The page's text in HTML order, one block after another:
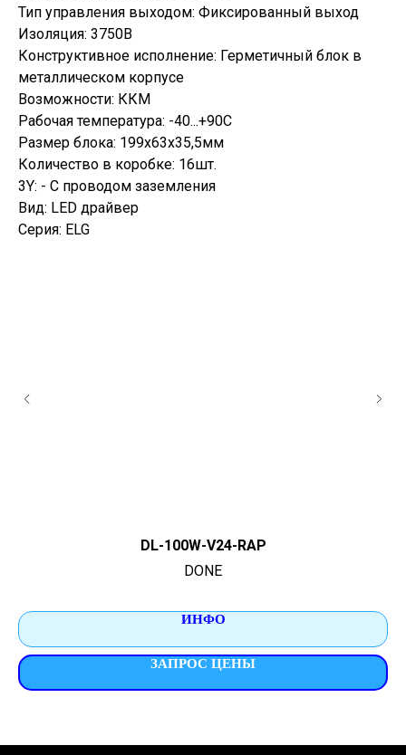
Тип управления выходом: Фиксированный выход
Изоляция: 3750В
Конструктивное исполнение: Герметичный блок в
металлическом корпусе
Возможности: ККМ
Рабочая температура: -40...+90С
Размер блока: 199х63х35,5мм
Количество в коробке: 16шт.
3Y: - C проводом заземления
Вид: LED драйвер
Серия: ELG
DL-100W-V24-RAP
DONE
ИНФО
ЗАПРОС ЦЕНЫ